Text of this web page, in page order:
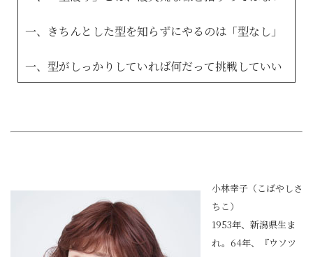
一、きちんとした型を知らずにやるのは「型なし」
一、型がしっかりしていれば何だって挑戦していい
小林幸子（こばやしさ
ちこ）
1953年、新潟県生ま
れ。64年、『ウソツ